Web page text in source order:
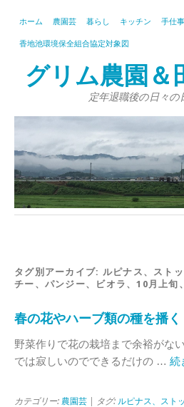
ホーム 農園芸 暮らし キッチン 手仕事
香地池環境保全組合協定対象図
グリム農園＆
定年退職後の日々の
タグ別アーカイブ: ルピナス、スト
チー、パンジー、ビオラ、10月上旬
春の花やハーブ類の種を播く
野菜作りで花の栽培まで余裕がな
では寂しいのでできるだけの … 続
カテゴリー: 農園芸 | タグ: ルピナス、スト